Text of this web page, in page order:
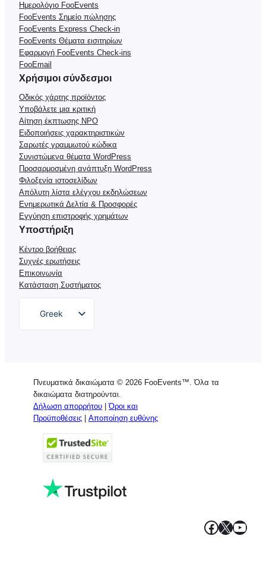
Ημερολόγιο FooEvents
FooEvents Σημείο πώλησης
FooEvents Express Check-in
FooEvents Θέματα εισιτηρίων
Εφαρμογή FooEvents Check-ins
FooEmail
Χρήσιμοι σύνδεσμοι
Οδικός χάρτης προϊόντος
Υποβάλετε μια κριτική
Αίτηση έκπτωσης NPO
Ειδοποιήσεις χαρακτηριστικών
Σαρωτές γραμμωτού κώδικα
Συνιστώμενα θέματα WordPress
Προσαρμοσμένη ανάπτυξη WordPress
Φιλοξενία ιστοσελίδων
Απόλυτη λίστα ελέγχου εκδηλώσεων
Ενημερωτικά Δελτία & Προσφορές
Εγγύηση επιστροφής χρημάτων
Υποστήριξη
Κέντρο βοήθειας
Συχνές ερωτήσεις
Επικοινωνία
Κατάσταση Συστήματος
Greek
English
Spanish
Italian
Portuguese
French
Πνευματικά δικαιώματα © 2026 FooEvents™. Όλα τα
δικαιώματα διατηρούνται.
Δήλωση απορρήτου |Όροι και
Προϋποθέσεις
Αποποίηση ευθύνης
Facebook
X